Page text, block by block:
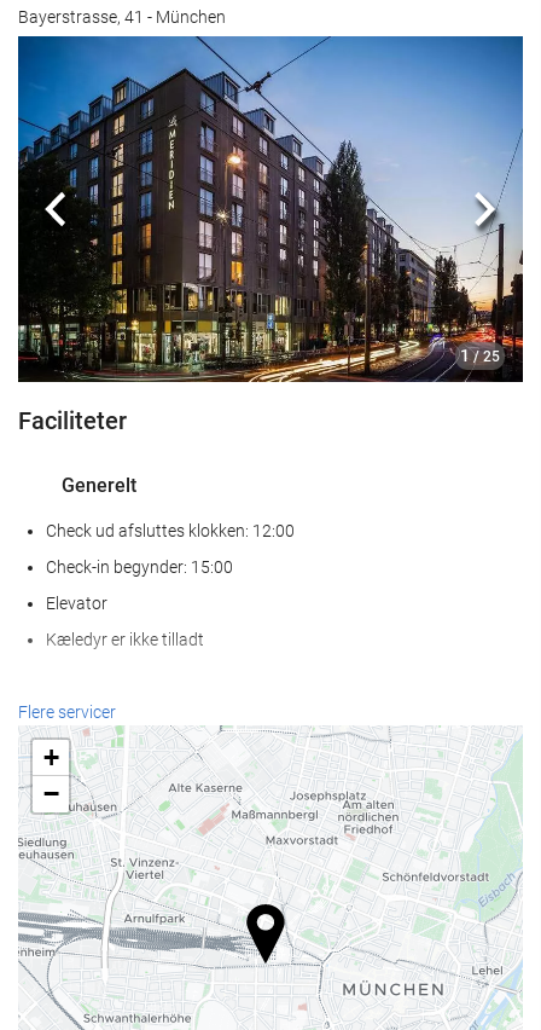
Bayerstrasse, 41 - München
1 / 25
Previous
Faciliteter
Generelt
Check ud afsluttes klokken: 12:00
Check-in begynder: 15:00
Elevator
Kæledyr er ikke tilladt
Wellness
Spa
Tyrkisk bad
Sauna
Fitness
Receptionen
Døgnåben reception
Bagageopbevaring
Flere servicer
+
−